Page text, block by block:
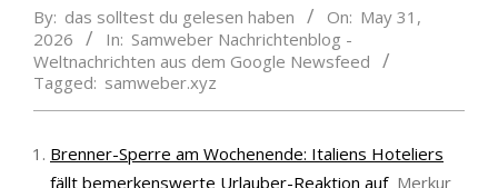
By: das solltest du gelesen haben On: May 31,
2026
In: Samweber Nachrichtenblog -
Weltnachrichten aus dem Google Newsfeed
Tagged: samweber.xyz
Brenner-Sperre am Wochenende: Italiens Hoteliers
fällt bemerkenswerte Urlauber-Reaktion auf Merkur